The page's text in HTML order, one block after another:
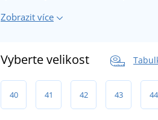
Zobrazit více
Vyberte velikost
40 41 42 43 44